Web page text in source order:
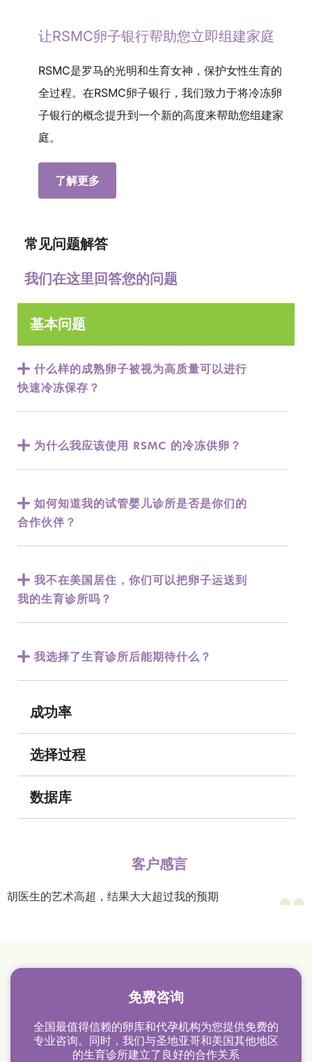
让RSMC卵子银行帮助您立即组建家庭
RSMC是罗马的光明和生育女神，保护女性生育的
全过程。在RSMC卵子银行，我们致力于将冷冻卵
子银行的概念提升到一个新的高度来帮助您组建家
庭。
了解更多
常见问题解答
我们在这里回答您的问题
基本问题
什么样的成熟卵子被视为高质量可以进行
快速冷冻保存？
为什么我应该使用 RSMC 的冷冻供卵？
如何知道我的试管婴儿诊所是否是你们的
合作伙伴？
我不在美国居住，你们可以把卵子运送到
我的生育诊所吗？
我选择了生育诊所后能期待什么？
成功率
选择过程
数据库
客户感言
胡医生的艺术高超，结果大大超过我的预期
免费咨询
全国最值得信赖的卵库和代孕机构为您提供免费的
专业咨询。同时，我们与圣地亚哥和美国其他地区
的生育诊所建立了良好的合作关系